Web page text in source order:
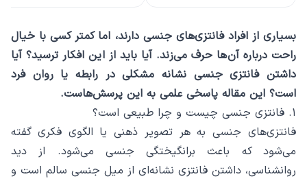
بسیاری از افراد فانتزی‌های جنسی دارند، اما کمتر کسی با خیال
راحت درباره آن‌ها حرف می‌زند. آیا باید از این افکار ترسید؟ آیا
داشتن فانتزی جنسی نشانه مشکلی در رابطه یا روان فرد
است؟ این مقاله پاسخی علمی به این پرسش‌هاست.
۱. فانتزی جنسی چیست و چرا طبیعی است؟
فانتزی‌های جنسی به هر تصویر ذهنی یا الگوی فکری گفته
می‌شود که باعث برانگیختگی جنسی می‌شود. از دید
روانشناسی، داشتن فانتزی نشانه‌ای از میل جنسی سالم است و